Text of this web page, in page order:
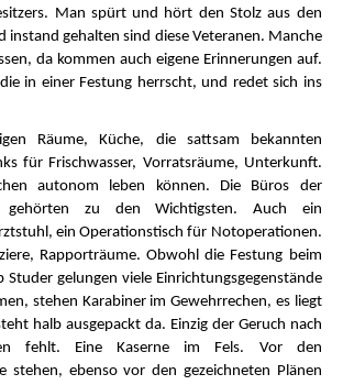
Man spürt und hört den Stolz aus den
instand gehalten sind diese Veteranen. Manche
da kommen auch eigene Erinnerungen auf.
in einer Festung herrscht, und redet sich ins
Räume, Küche, die sattsam bekannten
für Frischwasser, Vorratsräume, Unterkunft.
autonom leben können. Die Büros der
gehörten zu den Wichtigsten. Auch ein
ein Operationstisch für Notoperationen.
Rapporträume. Obwohl die Festung beim
gelungen viele Einrichtungsgegenstände
stehen Karabiner im Gewehrrechen, es liegt
halb ausgepackt da. Einzig der Geruch nach
fehlt. Eine Kaserne im Fels. Vor den
stehen, ebenso vor den gezeichneten Plänen